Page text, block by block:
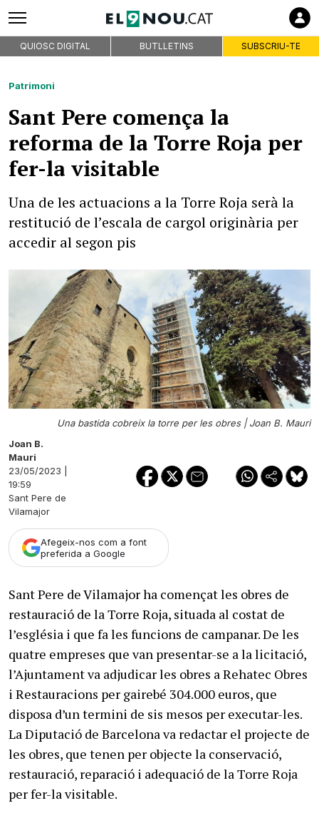
QUIOSC DIGITAL BUTLLETINS SUBSCRIU-TE
Patrimoni
Sant Pere comença la
reforma de la Torre Roja per
fer-la visitable
Una de les actuacions a la Torre Roja serà la
restitució de l’escala de cargol originària per
accedir al segon pis
Una bastida cobreix la torre per les obres |Joan B. Mauri
Joan B.
Mauri
23/05/2023 |
19:59
Sant Pere de
Vilamajor
Afegeix-nos com a font
preferida a Google
Sant Pere de Vilamajor ha començat les obres de
restauració de la Torre Roja, situada al costat de
l’església i que fa les funcions de campanar. De les
quatre empreses que van presentar-se a la licitació,
l’Ajuntament va adjudicar les obres a Rehatec Obres
i Restauracions per gairebé 304.000 euros, que
disposa d’un termini de sis mesos per executar-les.
La Diputació de Barcelona va redactar el projecte de
les obres, que tenen per objecte la conservació,
restauració, reparació i adequació de la Torre Roja
per fer-la visitable.